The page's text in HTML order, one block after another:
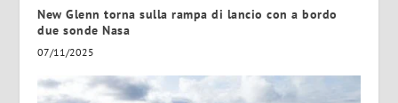
New Glenn torna sulla rampa di lancio con a bordo
due sonde Nasa
07/11/2025